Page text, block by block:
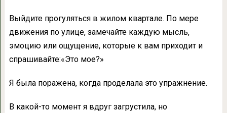
Выйдите прогуляться в жилом квартале. По мере
движения по улице, замечайте каждую мысль,
эмоцию или ощущение, которые к вам приходит и
спрашивайте:«Это мое?»
Я была поражена, когда проделала это упражнение.
В какой-то момент я вдруг загрустила, но